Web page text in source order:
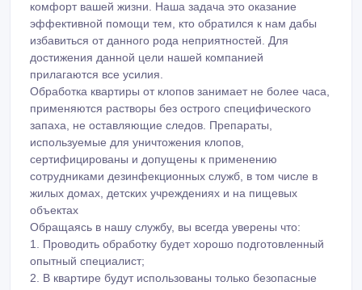
комфорт вашей жизни. Наша задача это оказание
эффективной помощи тем, кто обратился к нам дабы
избавиться от данного рода неприятностей. Для
достижения данной цели нашей компанией
прилагаются все усилия.
Обработка квартиры от клопов занимает не более часа,
применяются растворы без острого специфического
запаха, не оставляющие следов. Препараты,
используемые для уничтожения клопов,
сертифицированы и допущены к применению
сотрудниками дезинфекционных служб, в том числе в
жилых домах, детских учреждениях и на пищевых
объектах
Обращаясь в нашу службу, вы всегда уверены что:
1. Проводить обработку будет хорошо подготовленный
опытный специалист;
2. В квартире будут использованы только безопасные